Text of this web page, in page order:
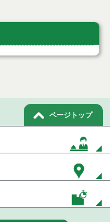
ページトップ